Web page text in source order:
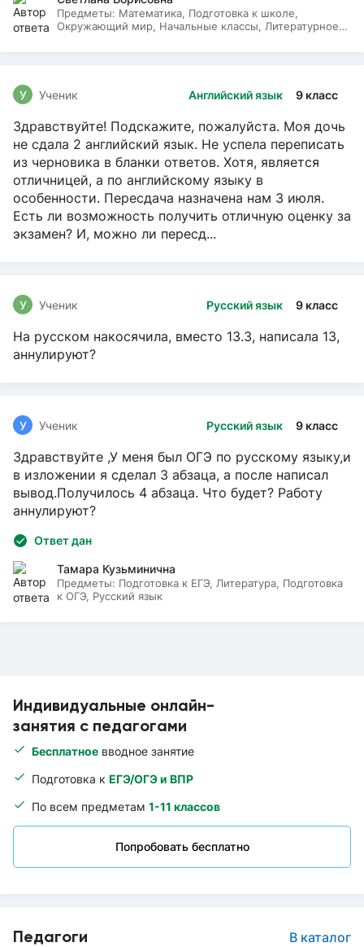
Индивидуальные онлайн-
занятия с педагогами
Бесплатное вводное занятие
Подготовка к ЕГЭ/ОГЭ и ВПР
По всем предметам 1-11 классов
Попробовать бесплатно
Педагоги В каталог
Предметы: Математика, Подготовка к школе,
Окружающий мир, Начальные классы, Литературное
Английский язык 9 класс
У Ученик
Здравствуйте! Подскажите, пожалуйста. Моя дочь
не сдала 2 английский язык. Не успела переписать
из черновика в бланки ответов. Хотя, является
отличницей, а по английскому языку в
особенности. Пересдача назначена нам 3 июля.
Есть ли возможность получить отличную оценку за
экзамен? И, можно ли пересд...
Русский язык 9 класс
У Ученик
На русском накосячила, вместо 13.3, написала 13,
аннулируют?
Русский язык 9 класс
У Ученик
Здравствуйте ,У меня был ОГЭ по русскому языку,и
в изложении я сделал 3 абзаца, а после написал
вывод.Получилось 4 абзаца. Что будет? Работу
аннулируют?
Ответ дан
Тамара Кузьминична
Предметы: Подготовка к ЕГЭ, Литература, Подготовка
к ОГЭ, Русский язык